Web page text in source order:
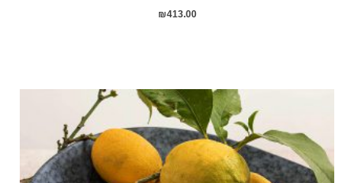
₪413.00